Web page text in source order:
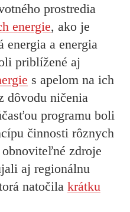
prostredia
energie, ako je
energia a energia
priblížené aj
s apelom na ich
dôvodu ničenia
programu boli
činnosti rôznych
zdroje
aj regionálnu
natočila krátku